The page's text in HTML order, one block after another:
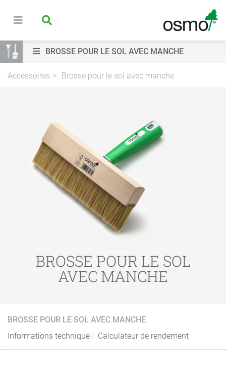
BROSSE POUR LE SOL AVEC MANCHE
Accessoires Brosse pour le sol avec manche
BROSSE POUR LE SOL
AVEC MANCHE
BROSSE POUR LE SOL AVEC MANCHE
Informations technique
Calculateur de rendement